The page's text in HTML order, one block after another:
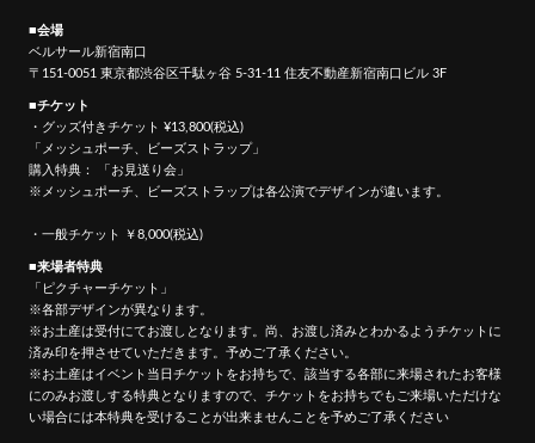
■会場
ベルサール新宿南口
〒151-0051 東京都渋谷区千駄ヶ谷 5-31-11 住友不動産新宿南口ビル 3F
■チケット
・グッズ付きチケット ¥13,800(税込)
「メッシュポーチ、ビーズストラップ」
購入特典： 「お見送り会」
※メッシュポーチ、ビーズストラップは各公演でデザインが違います。
・一般チケット ￥8,000(税込)
■来場者特典
「ピクチャーチケット」
※各部デザインが異なります。
※お土産は受付にてお渡しとなります。尚、お渡し済みとわかるようチケットに
済み印を押させていただきます。予めご了承ください。
※お土産はイベント当日チケットをお持ちで、該当する各部に来場されたお客様
にのみお渡しする特典となりますので、チケットをお持ちでもご来場いただけな
い場合には本特典を受けることが出来ませんことを予めご了承ください